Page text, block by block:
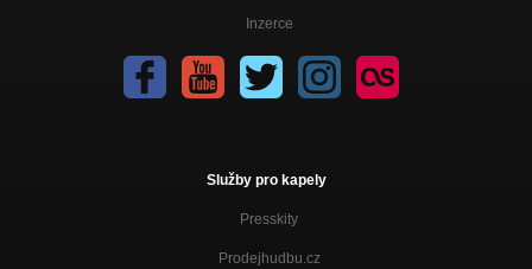
Inzerce
Služby pro kapely
Presskity
Prodejhudbu.cz